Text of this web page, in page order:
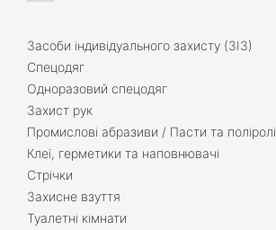
Засоби індивідуального захисту (ЗІЗ)
Спецодяг
Одноразовий спецодяг
Захист рук
Промислові абразиви / Пасти та поліролі
Клеї, герметики та наповнювачі
Стрічки
Захисне взуття
Туалетні кімнати